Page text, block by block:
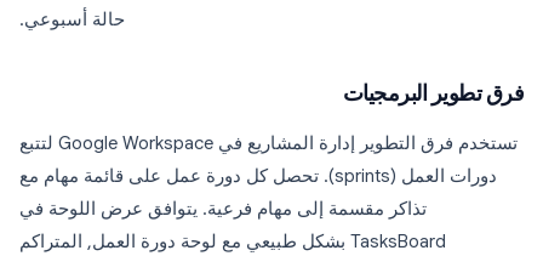
حالة أسبوعي.
فرق تطوير البرمجيات
تستخدم فرق التطوير إدارة المشاريع في Google Workspace لتتبع
دورات العمل (sprints). تحصل كل دورة عمل على قائمة مهام مع
تذاكر مقسمة إلى مهام فرعية. يتوافق عرض اللوحة في
TasksBoard بشكل طبيعي مع لوحة دورة العمل, المتراكم